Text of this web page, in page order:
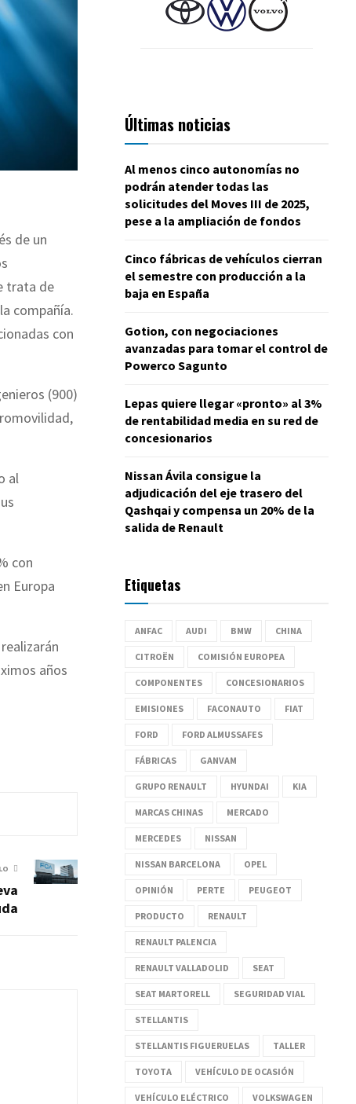
de un
trata de
compañía.
con
(900)
al
con
Europa
años
Últimas noticias
Al menos cinco autonomías no
podrán atender todas las
solicitudes del Moves III de 2025,
pese a la ampliación de fondos
Cinco fábricas de vehículos cierran
el semestre con producción a la
baja en España
Gotion, con negociaciones
avanzadas para tomar el control de
Powerco Sagunto
Lepas quiere llegar «pronto» al 3%
de rentabilidad media en su red de
concesionarios
Nissan Ávila consigue la
adjudicación del eje trasero del
Qashqai y compensa un 20% de la
salida de Renault
Etiquetas
ANFAC AUDI BMW CHINA
CITROËN COMISIÓN EUROPEA
COMPONENTES CONCESIONARIOS
EMISIONES FACONAUTO FIAT
FORD FORD ALMUSSAFES
FÁBRICAS GANVAM
GRUPO RENAULT HYUNDAI KIA
MARCAS CHINAS MERCADO
MERCEDES NISSAN
NISSAN BARCELONA OPEL
OPINIÓN PERTE PEUGEOT
PRODUCTO RENAULT
RENAULT PALENCIA
RENAULT VALLADOLID SEAT
SEAT MARTORELL SEGURIDAD VIAL
STELLANTIS
STELLANTIS FIGUERUELAS TALLER
TOYOTA VEHÍCULO DE OCASIÓN
VEHÍCULO ELÉCTRICO VOLKSWAGEN